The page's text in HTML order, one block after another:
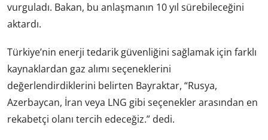
vurguladı. Bakan, bu anlaşmanın 10 yıl sürebileceğini
aktardı.
Türkiye’nin enerji tedarik güvenliğini sağlamak için farklı
kaynaklardan gaz alımı seçeneklerini
değerlendirdiklerini belirten Bayraktar, “Rusya,
Azerbaycan, İran veya LNG gibi seçenekler arasından en
rekabetçi olanı tercih edeceğiz.” dedi.